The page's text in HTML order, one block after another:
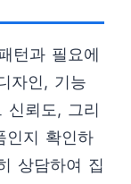
턴과 필요에
자인, 기능
신뢰도, 그리
인지 확인하
상담하여 집